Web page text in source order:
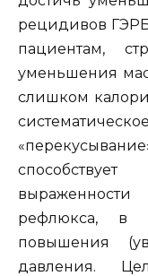
рецидивов
пациентам,
уменьшения
слишком
рефлюкса, в
повышения
давления.